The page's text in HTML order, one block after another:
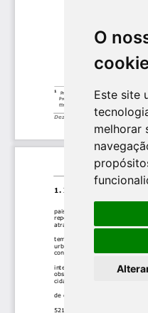
O
Este site
melhorar